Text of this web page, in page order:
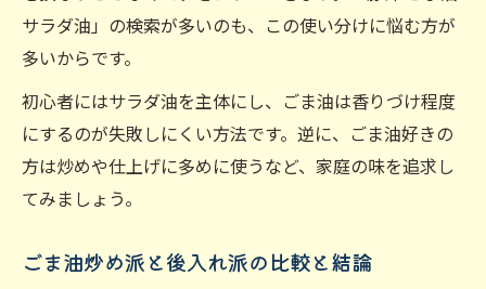
サラダ油」の検索が多いのも、この使い分けに悩む方が
多いからです。
初心者にはサラダ油を主体にし、ごま油は香りづけ程度
にするのが失敗しにくい方法です。逆に、ごま油好きの
方は炒めや仕上げに多めに使うなど、家庭の味を追求し
てみましょう。
ごま油炒め派と後入れ派の比較と結論